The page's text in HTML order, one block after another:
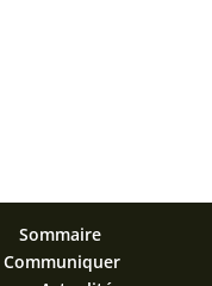
Sommaire
Communiquer